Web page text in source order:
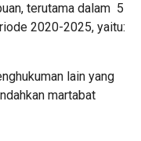
terutama dalam 5
2020-2025, yaitu:
lain yang
martabat